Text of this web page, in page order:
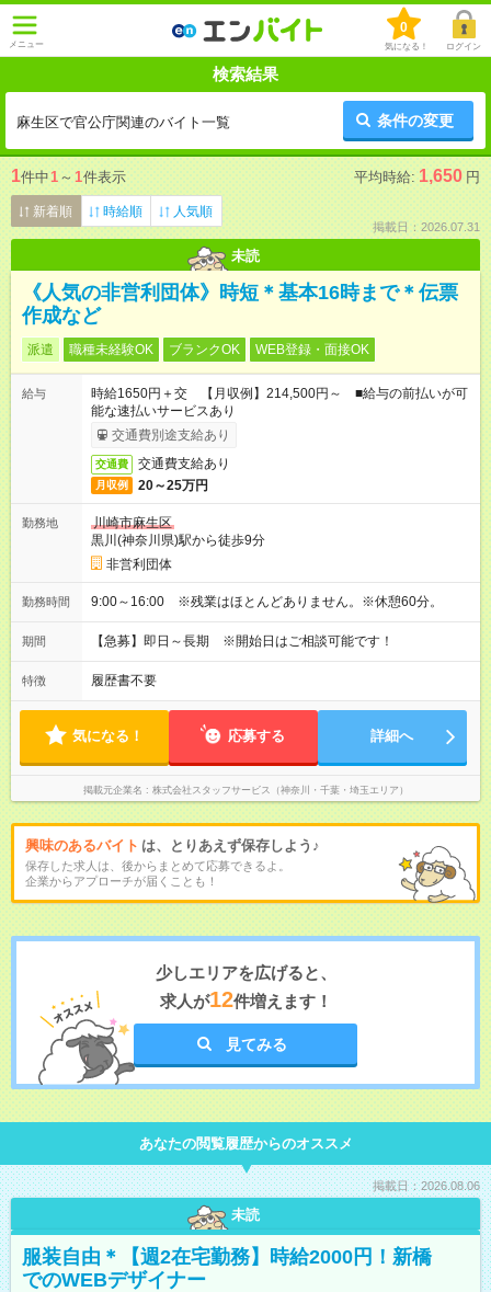
メニュー
0
気になる！ ログイン
検索結果
麻生区で官公庁関連のバイト一覧 条件の変更
1件中1 ～ 1件表示 平均時給: 1,650 円
新着順 時給順 人気順
掲載日：2026.07.31
未読
《人気の非営利団体》時短＊基本16時まで＊伝票
作成など
派遣 職種未経験OK ブランクOK WEB登録・面接OK
給与
時給1650円＋交 【月収例】214,500円～ ■給与の前払いが可
能な速払いサービスあり
交通費別途支給あり
交通費 交通費支給あり
月収例 20～25万円
勤務地
川崎市麻生区
黒川(神奈川県)駅から徒歩9分
非営利団体
勤務時間 9:00～16:00 ※残業はほとんどありません。※休憩60分。
期間 【急募】即日～長期 ※開始日はご相談可能です！
特徴 履歴書不要
気になる！ 応募する 詳細へ
掲載元企業名 株式会社スタッフサービス（神奈川・千葉・埼玉エリア）
興味のあるバイト は、とりあえず保存しよう♪
保存した求人は、後からまとめて応募できるよ。
企業からアプローチが届くことも！
少しエリアを広げると、
求人が12件増えます！
見てみる
あなたの閲覧履歴からのオススメ
掲載日：2026.08.06
未読
服装自由＊【週2在宅勤務】時給2000円！新橋
でのWEBデザイナー